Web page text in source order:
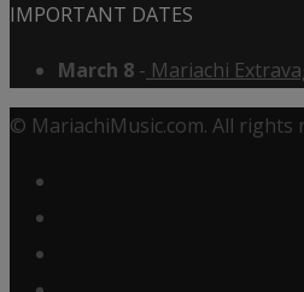
IMPORTANT DATES
March 8 - Mariachi
© MariachiMusic.com. All rights